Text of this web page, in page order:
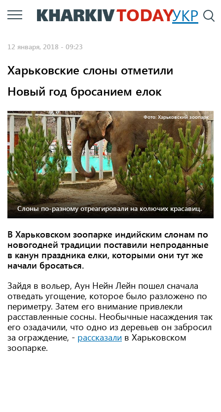
Перейти
к
УКР
12 января, 2018 - 09:23
Харьковские слоны отметили
Новый год бросанием елок
Фото: Харьковский зоопарк
Слоны по-разному отреагировали на колючих красавиц.
В Харьковском зоопарке индийским слонам по
новогодней традиции поставили непроданные
в канун праздника елки, которыми они тут же
начали бросаться.
Зайдя в вольер, Аун Нейн Лейн пошел сначала
отведать угощение, которое было разложено по
периметру. Затем его внимание привлекли
расставленные сосны. Необычные насаждения так
его озадачили, что одно из деревьев он забросил
за ограждение, - рассказали в Харьковском
зоопарке.